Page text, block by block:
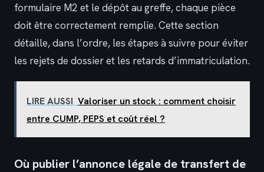
formulaire M2 et le dépôt au greffe, chaque pièce
doit être correctement remplie. Cette section
détaille, dans l’ordre, les étapes à suivre pour éviter
les rejets de dossier et les retards d’immatriculation.
LIRE AUSSI Valoriser un stock : comment choisir
entre CUMP, PEPS et coût réel ?
Où publier l’annonce légale de transfert de